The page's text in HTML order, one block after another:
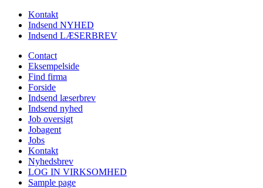
Kontakt
Indsend NYHED
Indsend LÆSERBREV
Contact
Eksempelside
Find firma
Forside
Indsend læserbrev
Indsend nyhed
Job oversigt
Jobagent
Jobs
Kontakt
Nyhedsbrev
LOG IN VIRKSOMHED
Sample page